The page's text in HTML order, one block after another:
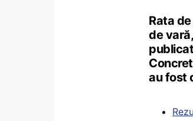
Rata
de
au fost